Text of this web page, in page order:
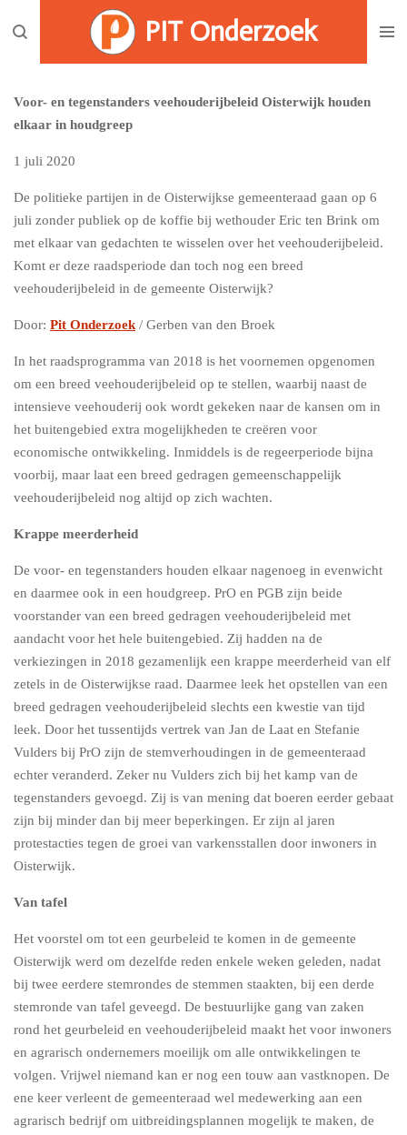
direct
hoofdinhoud
PIT Onderzoek
Voor- en tegenstanders veehouderijbeleid Oisterwijk houden
elkaar in houdgreep
1 juli 2020
De politieke partijen in de Oisterwijkse gemeenteraad gaan op 6
juli zonder publiek op de koffie bij wethouder Eric ten Brink om
met elkaar van gedachten te wisselen over het veehouderijbeleid.
Komt er deze raadsperiode dan toch nog een breed
veehouderijbeleid in de gemeente Oisterwijk?
Door: Pit Onderzoek / Gerben van den Broek
In het raadsprogramma van 2018 is het voornemen opgenomen
om een breed veehouderijbeleid op te stellen, waarbij naast de
intensieve veehouderij ook wordt gekeken naar de kansen om in
het buitengebied extra mogelijkheden te creëren voor
economische ontwikkeling. Inmiddels is de regeerperiode bijna
voorbij, maar laat een breed gedragen gemeenschappelijk
veehouderijbeleid nog altijd op zich wachten.
Krappe meerderheid
De voor- en tegenstanders houden elkaar nagenoeg in evenwicht
en daarmee ook in een houdgreep. PrO en PGB zijn beide
voorstander van een breed gedragen veehouderijbeleid met
aandacht voor het hele buitengebied. Zij hadden na de
verkiezingen in 2018 gezamenlijk een krappe meerderheid van elf
zetels in de Oisterwijkse raad. Daarmee leek het opstellen van een
breed gedragen veehouderijbeleid slechts een kwestie van tijd
leek. Door het tussentijds vertrek van Jan de Laat en Stefanie
Vulders bij PrO zijn de stemverhoudingen in de gemeenteraad
echter veranderd. Zeker nu Vulders zich bij het kamp van de
tegenstanders gevoegd. Zij is van mening dat boeren eerder gebaat
zijn bij minder dan bij meer beperkingen. Er zijn al jaren
protestacties tegen de groei van varkensstallen door inwoners in
Oisterwijk.
Van tafel
Het voorstel om tot een geurbeleid te komen in de gemeente
Oisterwijk werd om dezelfde reden enkele weken geleden, nadat
bij twee eerdere stemrondes de stemmen staakten, bij een derde
stemronde van tafel geveegd. De bestuurlijke gang van zaken
rond het geurbeleid en veehouderijbeleid maakt het voor inwoners
en agrarisch ondernemers moeilijk om alle ontwikkelingen te
volgen. Vrijwel niemand kan er nog een touw aan vastknopen. De
ene keer verleent de gemeenteraad wel medewerking aan een
agrarisch bedrijf om uitbreidingsplannen mogelijk te maken, de